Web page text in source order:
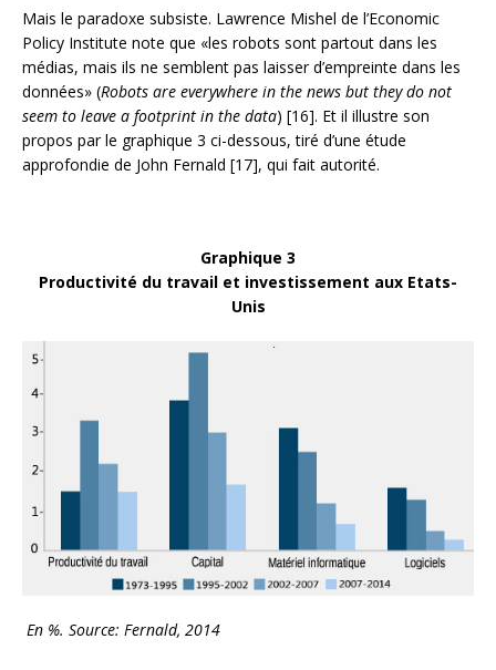
Mais le paradoxe subsiste. Lawrence Mishel de l’Economic
Policy Institute note que «les robots sont partout dans les
médias, mais ils ne semblent pas laisser d’empreinte dans les
données» (Robots are everywhere in the news but they do not
seem to leave a footprint in the data) [16]. Et il illustre son
propos par le graphique 3 ci-dessous, tiré d’une étude
approfondie de John Fernald [17], qui fait autorité.
Graphique 3
Productivité du travail et investissement aux Etats-
Unis
En %. Source: Fernald, 2014